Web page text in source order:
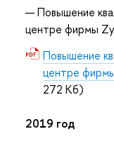
Повышение
центре фирмы
Повышение
центре
272 Кб)
2019 год